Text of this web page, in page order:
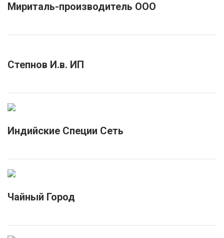
Мириталь-производитель ООО
Степнов И.в. ИП
Индийские Специи Сеть
Чайный Город